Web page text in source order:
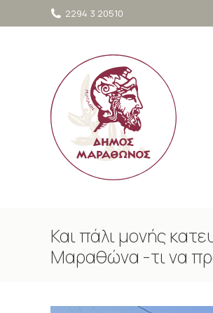
περιεχόμενο2294 3 20510
Και πάλι μονής
Μαραθώνα -τι να